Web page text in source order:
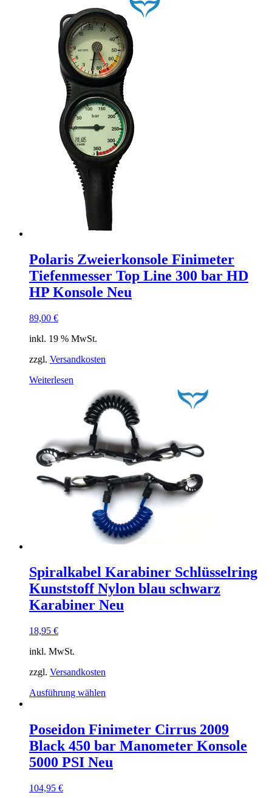
Polaris Zweierkonsole Finimeter
Tiefenmesser Top Line 300 bar HD
HP Konsole Neu
89,00 €
inkl. 19 % MwSt.
zzgl. Versandkosten
Weiterlesen
Spiralkabel Karabiner Schlüsselring
Kunststoff Nylon blau schwarz
Karabiner Neu
18,95 €
inkl. MwSt.
zzgl. Versandkosten
Ausführung wählen
mehrere
Varianten
auf.
Optionen
Poseidon Finimeter Cirrus 2009
Black 450 bar Manometer Konsole
5000 PSI Neu
104,95 €